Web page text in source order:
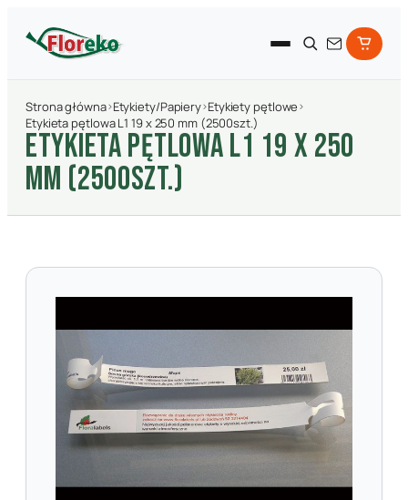
Strona główna›Etykiety/Papiery›Etykiety pętlowe›
Etykieta pętlowa L1 19 x 250 mm (2500szt.)
ETYKIETA PęTLOWA L1 19 X 250
MM (2500SZT.)